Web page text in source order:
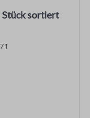
Stück sortiert